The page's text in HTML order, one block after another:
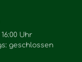
Uhr
geschlossen